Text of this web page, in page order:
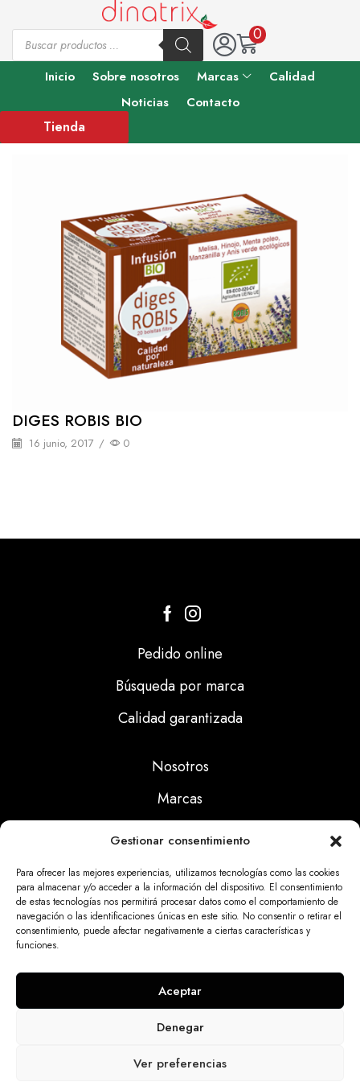
Gestionar consentimiento
Para ofrecer las mejores experiencias, utilizamos tecnologías como las cookies
para almacenar y/o acceder a la información del dispositivo. El consentimiento
de estas tecnologías nos permitirá procesar datos como el comportamiento de
navegación o las identificaciones únicas en este sitio. No consentir o retirar el
consentimiento, puede afectar negativamente a ciertas características y
funciones.
Aceptar
Denegar
Ver preferencias
0
Inicio Sobre nosotros Marcas
Calidad
Noticias
Contacto
Tienda
DIGES ROBIS BIO
16 junio, 2017 / 0
Pedido online
Búsqueda por marca
Calidad garantizada
Nosotros
Marcas
Noticias
Aviso Legal
Politicas Cookies
pormiempresa.online